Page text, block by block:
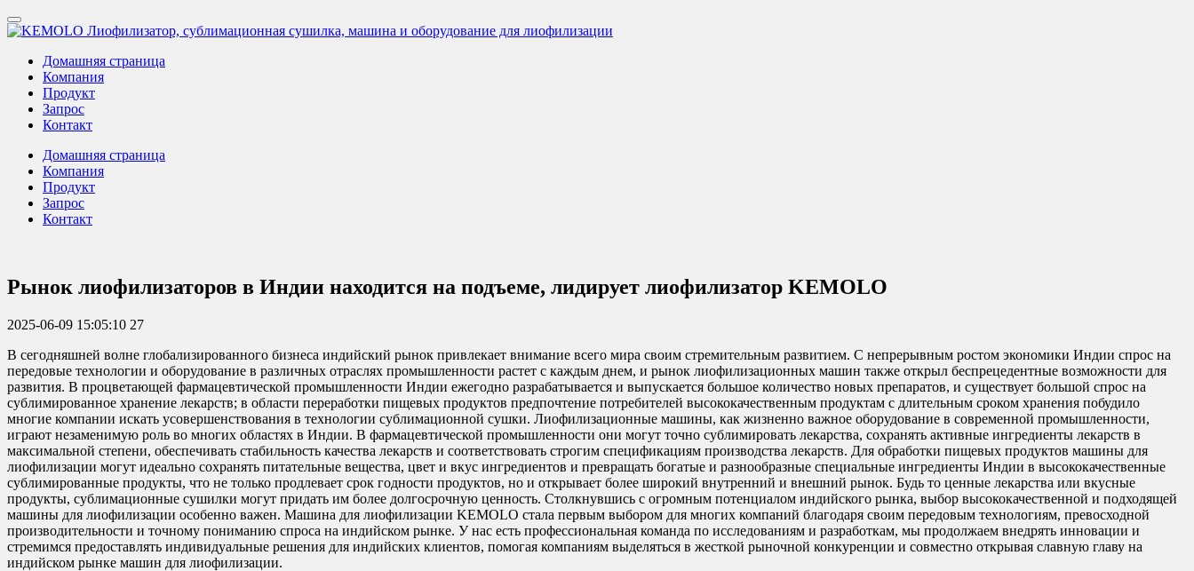
Домашняя страница
Компания
Продукт
Запрос
Контакт
Домашняя страница
Компания
Продукт
Запрос
Контакт
Рынок лиофилизаторов в Индии находится на подъеме, лидирует лиофилизатор KEMOLO
2025-06-09 15:05:10 27
В сегодняшней волне глобализированного бизнеса индийский рынок привлекает внимание всего мира своим стремительным развитием. С непрерывным ростом экономики Индии спрос на
передовые технологии и оборудование в различных отраслях промышленности растет с каждым днем, и рынок лиофилизационных машин также открыл беспрецедентные возможности для
развития. В процветающей фармацевтической промышленности Индии ежегодно разрабатывается и выпускается большое количество новых препаратов, и существует большой спрос на
сублимированное хранение лекарств; в области переработки пищевых продуктов предпочтение потребителей высококачественным продуктам с длительным сроком хранения побудило
многие компании искать усовершенствования в технологии сублимационной сушки. Лиофилизационные машины, как жизненно важное оборудование в современной промышленности,
играют незаменимую роль во многих областях в Индии. В фармацевтической промышленности они могут точно сублимировать лекарства, сохранять активные ингредиенты лекарств в
максимальной степени, обеспечивать стабильность качества лекарств и соответствовать строгим спецификациям производства лекарств. Для обработки пищевых продуктов машины для
лиофилизации могут идеально сохранять питательные вещества, цвет и вкус ингредиентов и превращать богатые и разнообразные специальные ингредиенты Индии в высококачественные
сублимированные продукты, что не только продлевает срок годности продуктов, но и открывает более широкий внутренний и внешний рынок. Будь то ценные лекарства или вкусные
продукты, сублимационные сушилки могут придать им более долгосрочную ценность. Столкнувшись с огромным потенциалом индийского рынка, выбор высококачественной и подходящей
машины для лиофилизации особенно важен. Машина для лиофилизации KEMOLO стала первым выбором для многих компаний благодаря своим передовым технологиям, превосходной
производительности и точному пониманию спроса на индийском рынке. У нас есть профессиональная команда по исследованиям и разработкам, мы продолжаем внедрять инновации и
стремимся предоставлять индивидуальные решения для индийских клиентов, помогая компаниям выделяться в жесткой рыночной конкуренции и совместно открывая славную главу на
индийском рынке машин для лиофилизации.